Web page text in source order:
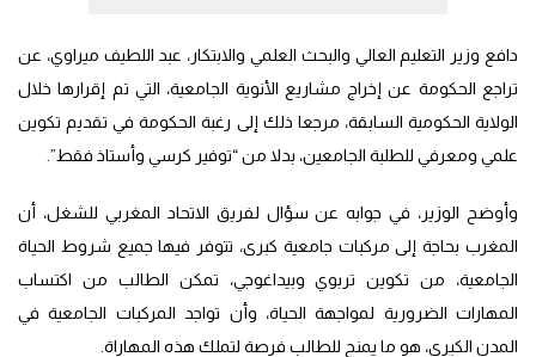
دافع وزير التعليم العالي والبحث العلمي والابتكار، عبد اللطيف ميراوي، عن
تراجع الحكومة عن إخراج مشاريع الأنوية الجامعية، التي تم إقرارها خلال
الولاية الحكومية السابقة، مرجعا ذلك إلى رغبة الحكومة في تقديم تكوين
علمي ومعرفي للطلبة الجامعين، بدلا من “توفير كرسي وأستاذ فقط”.
وأوضح الوزير، في جوابه عن سؤال لفريق الاتحاد المغربي للشغل، أن
المغرب بحاجة إلى مركبات جامعية كبرى، تتوفر فيها جميع شروط الحياة
الجامعية، من تكوين تربوي وبيداغوجي، تمكن الطالب من اكتساب
المهارات الضرورية لمواجهة الحياة، وأن تواجد المركبات الجامعية في
المدن الكبرى، هو ما يمنح للطالب فرصة لتملك هذه المهاراة.